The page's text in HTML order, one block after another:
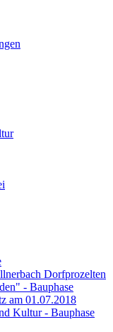
Dorfprozelten
- Bauphase
am 01.07.2018
Kultur - Bauphase